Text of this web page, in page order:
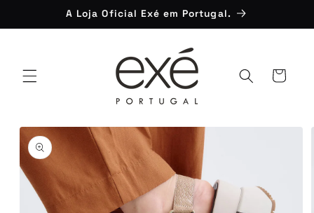
conteúdo
A Loja Oficial Exé em Portugal.
Carrinho
informação
do produto